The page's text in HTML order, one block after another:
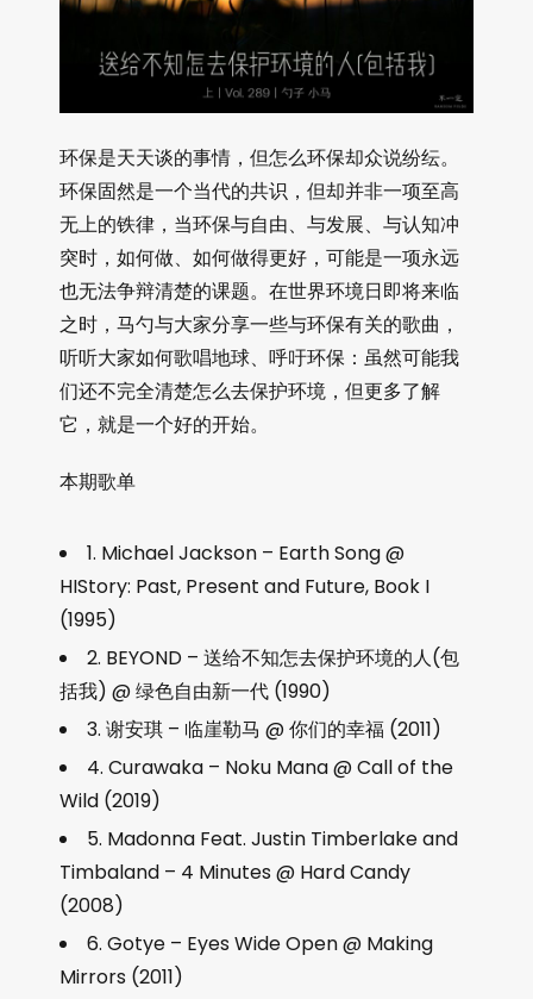
环保是天天谈的事情，但怎么环保却众说纷纭。
环保固然是一个当代的共识，但却并非一项至高
无上的铁律，当环保与自由、与发展、与认知冲
突时，如何做、如何做得更好，可能是一项永远
也无法争辩清楚的课题。在世界环境日即将来临
之时，马勺与大家分享一些与环保有关的歌曲，
听听大家如何歌唱地球、呼吁环保：虽然可能我
们还不完全清楚怎么去保护环境，但更多了解
它，就是一个好的开始。
本期歌单
1. Michael Jackson – Earth Song @
HIStory: Past, Present and Future, Book I
(1995)
2. BEYOND – 送给不知怎去保护环境的人(包
括我) @ 绿色自由新一代 (1990)
3. 谢安琪 – 临崖勒马 @ 你们的幸福 (2011)
4. Curawaka – Noku Mana @ Call of the
Wild (2019)
5. Madonna Feat. Justin Timberlake and
Timbaland – 4 Minutes @ Hard Candy
(2008)
6. Gotye – Eyes Wide Open @ Making
Mirrors (2011)